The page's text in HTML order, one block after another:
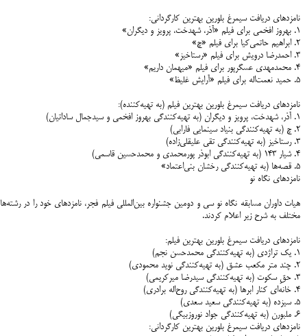
نامزدهای دریافت سیمرغ بلورین بهترین کارگردانی:
۱. بهروز افخمی برای فیلم «آذر، شهدخت، پرویز و دیگران»
۲. ابراهیم حاتمی‌کیا برای فیلم «چ»
۳. احمدرضا درویش برای فیلم «رستاخیز»
۴. محمدمهدی عسگرپور برای فیلم «میهمان داریم»
۵. حمید نعمت‌اله برای فیلم «آرایش غلیظ»
نامزدهای دریافت سیمرغ بلورین بهترین فیلم (به تهیه‌کننده):
۱. آذر، شهدخت، پرویز و دیگران (به تهیه‌کنندگی بهروز افخمی و سیدجمال ساداتیان)
۲. چ (به تهیه‌کنندگی بنیاد سینمایی فارابی)
۳. رستاخیز (به تهیه‌کنندگی تقی علیقلی‌زاده)
۴. شیار ۱۴۳ (به تهیه‌کنندگی ابوذر پورمحمدی و محمدحسین قاسمی)
۵. قصه‌ها (به تهیه‌کنندگی رخشان بنی‌اعتماد»
نامزدهای نگاه نو
هیات داوران مسابقه نگاه نو سی و دومین جشنواره بین‌المللی فیلم فجر، نامزدهای خود را در
مختلف به شرح زیر اعلام کردند.
نامزدهای دریافت سیمرغ بلورین بهترین فیلم:
۱. یک تراژدی (به تهیه‌کنندگی محمدحسن نجم)
۲. چند متر مکعب عشق (به تهیه‌کنندگی نوید محمودی)
۳. حقِ سکوت (به تهیه‌کنندگی سیدرضا میرکریمی)
۴. خانه‌ای کنار ابرها (به تهیه‌کنندگی روح‌اله برادری)
۵. سیزده (به تهیه‌کنندگی سعید سعدی)
۶. ملبورن (به تهیه‌کنندگی جواد نوروزبیگی)
نامزدهای دریافت سیمرغ بلورین بهترین کارگردانی: